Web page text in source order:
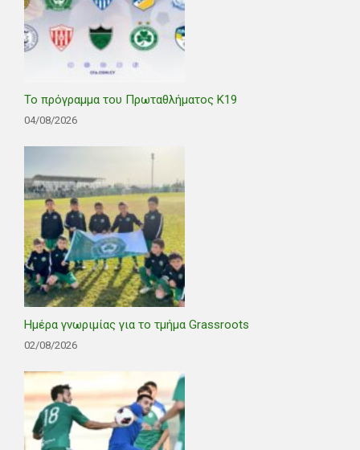
Το πρόγραμμα του Πρωταθλήματος Κ19
04/08/2026
Ημέρα γνωριμίας για το τμήμα Grassroots
02/08/2026